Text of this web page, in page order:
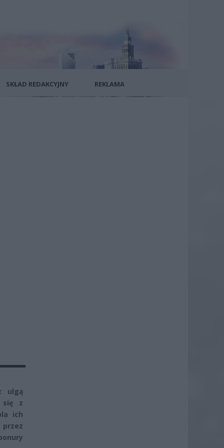
SKŁAD REDAKCYJNY REKLAMA
ulgą
się z
ich